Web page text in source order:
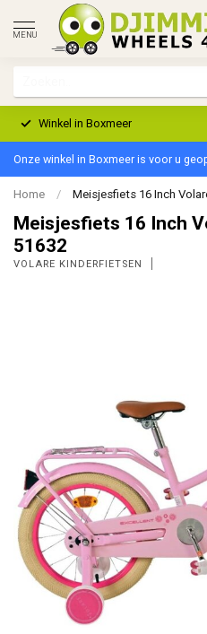
MENU
Winkel in Boxmeer
Onze winkel in Boxmeer is voor u
Home / Meisjesfiets 16 Inch
Meisjesfiets 16 Inch
51632
VOLARE KINDERFIETSEN